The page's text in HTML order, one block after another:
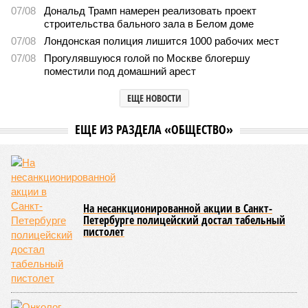
07/08
Дональд Трамп намерен реализовать проект
строительства бального зала в Белом доме
07/08
Лондонская полиция лишится 1000 рабочих мест
07/08
Прогулявшуюся голой по Москве блогершу
поместили под домашний арест
ЕЩЕ НОВОСТИ
ЕЩЕ ИЗ РАЗДЕЛА «ОБЩЕСТВО»
На несанкционированной акции в Санкт-
Петербурге полицейский достал табельный
пистолет